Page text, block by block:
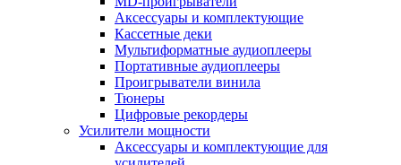
Аксессуары и комплектующие
Кассетные деки
Мультиформатные аудиоплееры
Портативные аудиоплееры
Проигрыватели винила
Тюнеры
Цифровые рекордеры
Усилители мощности
Аксессуары и комплектующие для